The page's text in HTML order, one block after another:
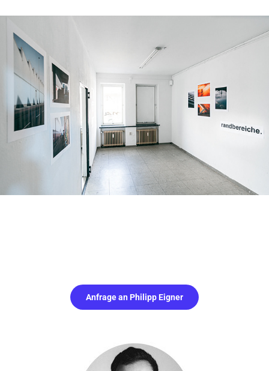
Anfrage an Philipp Eigner